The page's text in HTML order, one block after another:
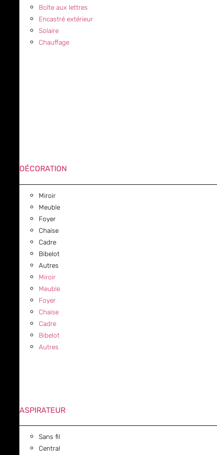
Boîte aux lettres
Encastré extérieur
Solaire
Chauffage
DÉCORATION
Miroir
Meuble
Foyer
Chaise
Cadre
Bibelot
Autres
Miroir
Meuble
Foyer
Chaise
Cadre
Bibelot
Autres
ASPIRATEUR
Sans fil
Central